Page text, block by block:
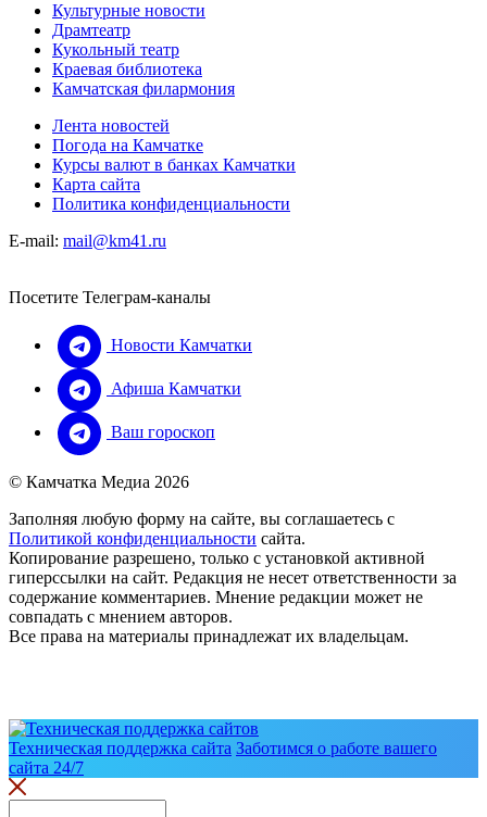
Культурные новости
Драмтеатр
Кукольный театр
Краевая библиотека
Камчатская филармония
Лента новостей
Погода на Камчатке
Курсы валют в банках Камчатки
Карта сайта
Политика конфиденциальности
E-mail: mail@km41.ru
Посетите Телеграм-каналы
Новости Камчатки
Афиша Камчатки
Ваш гороскоп
© Камчатка Медиа 2026
Заполняя любую форму на сайте, вы соглашаетесь с
Политикой конфиденциальности сайта.
Копирование разрешено, только с установкой активной
гиперссылки на сайт. Редакция не несет ответственности за
содержание комментариев. Мнение редакции может не
совпадать с мнением авторов.
Все права на материалы принадлежат их владельцам.
Техническая поддержка сайта Заботимся о работе вашего
сайта 24/7